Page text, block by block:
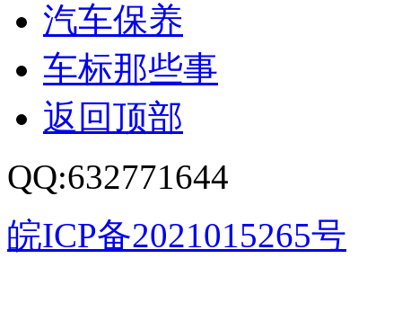
汽车保养
车标那些事
返回顶部
QQ:632771644
皖ICP备2021015265号